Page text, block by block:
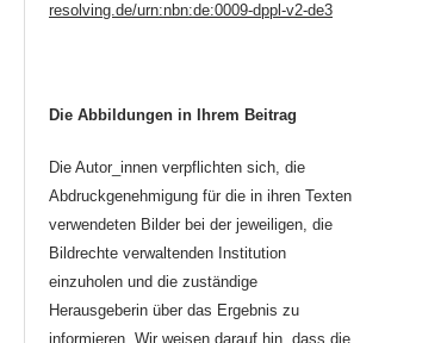
resolving.de/urn:nbn:de:0009-dppl-v2-de3
Die Abbildungen in Ihrem Beitrag
Die Autor_innen verpflichten sich, die
Abdruckgenehmigung für die in ihren Texten
verwendeten Bilder bei der jeweiligen, die
Bildrechte verwaltenden Institution
einzuholen und die zuständige
Herausgeberin über das Ergebnis zu
informieren. Wir weisen darauf hin, dass die